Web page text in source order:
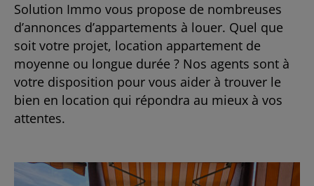
Solution Immo vous propose de nombreuses
d’annonces d’appartements à louer. Quel que
soit votre projet, location appartement de
moyenne ou longue durée ? Nos agents sont à
votre disposition pour vous aider à trouver le
bien en location qui répondra au mieux à vos
attentes.